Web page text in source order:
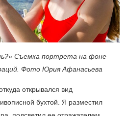
Съемка портрета на фоне
Фото Юрия Афанасьева
открывался вид
бухтой. Я разместил